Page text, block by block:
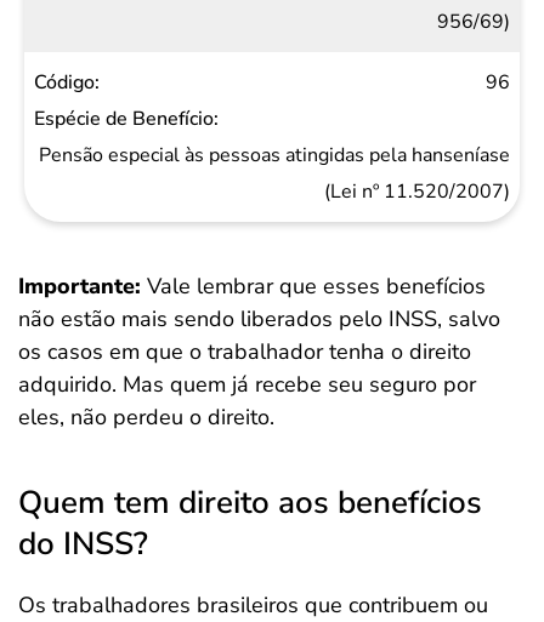
956/69)
96
Pensão especial às pessoas atingidas pela hanseníase
(Lei nº 11.520/2007)
Importante: Vale lembrar que esses benefícios
não estão mais sendo liberados pelo INSS, salvo
os casos em que o trabalhador tenha o direito
adquirido. Mas quem já recebe seu seguro por
eles, não perdeu o direito.
Quem tem direito aos benefícios
do INSS?
Os trabalhadores brasileiros que contribuem ou